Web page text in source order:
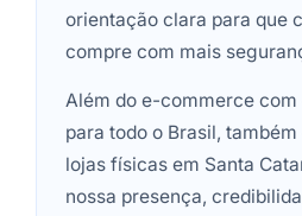
orientação clara para que
compre com mais
Além do e-commerce
para todo o Brasil,
lojas físicas em Santa
nossa presença,